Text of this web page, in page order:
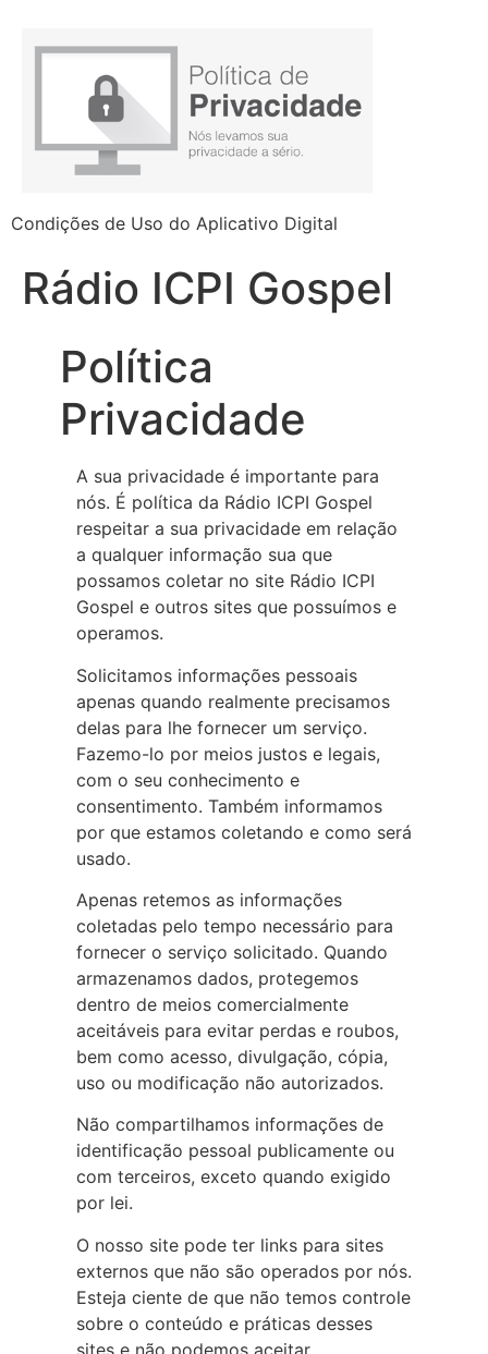
Condições de Uso do Aplicativo Digital
Rádio ICPI Gospel
Política
Privacidade
A sua privacidade é importante para
nós. É política da Rádio ICPI Gospel
respeitar a sua privacidade em relação
a qualquer informação sua que
possamos coletar no site Rádio ICPI
Gospel e outros sites que possuímos e
operamos.
Solicitamos informações pessoais
apenas quando realmente precisamos
delas para lhe fornecer um serviço.
Fazemo-lo por meios justos e legais,
com o seu conhecimento e
consentimento. Também informamos
por que estamos coletando e como será
usado.
Apenas retemos as informações
coletadas pelo tempo necessário para
fornecer o serviço solicitado. Quando
armazenamos dados, protegemos
dentro de meios comercialmente
aceitáveis para evitar perdas e roubos,
bem como acesso, divulgação, cópia,
uso ou modificação não autorizados.
Não compartilhamos informações de
identificação pessoal publicamente ou
com terceiros, exceto quando exigido
por lei.
O nosso site pode ter links para sites
externos que não são operados por nós.
Esteja ciente de que não temos controle
sobre o conteúdo e práticas desses
sites e não podemos aceitar